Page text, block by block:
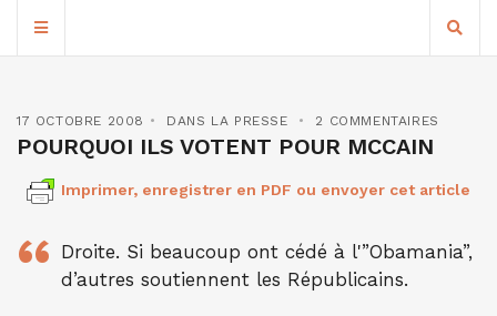
17 OCTOBRE 2008 DANS LA PRESSE 2 COMMENTAIRES
POURQUOI ILS VOTENT POUR MCCAIN
Imprimer, enregistrer en PDF ou envoyer cet article
Droite. Si beaucoup ont cédé à l'”Obamania”,
d’autres soutiennent les Républicains.